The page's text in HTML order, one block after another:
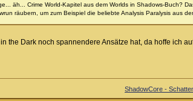
äh... Crime World-Kapitel aus dem Worlds in Shadows-Buch?
räubern, um zum Beispiel die beliebte Analysis Paralysis aus
the Dark noch spannendere Ansätze hat, da hoffe ich
ShadowCore -